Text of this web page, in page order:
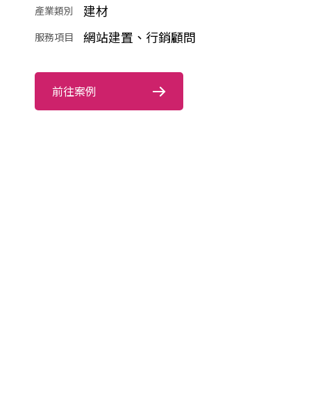
產業類別 建材
服務項目 網站建置、行銷顧問
前往案例